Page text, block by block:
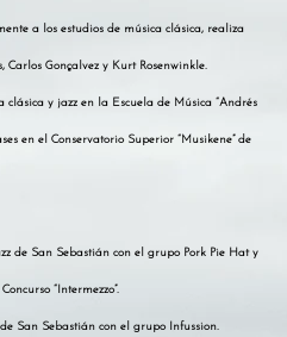
a los estudios de música clásica, realiza
Carlos Gonçalvez y Kurt Rosenwinkle.
y jazz en la Escuela de Música “Andrés
en el Conservatorio Superior “Musikene” de
de San Sebastián con el grupo Pork Pie Hat y
“Intermezzo”.
San Sebastián con el grupo Infussion.